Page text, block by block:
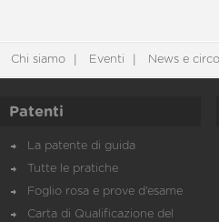
Chi siamo Eventi News e
Patenti
La patente di guida
Tutte le pratiche
Foglio rosa e prove d’esame
Carta di Qualificazione del